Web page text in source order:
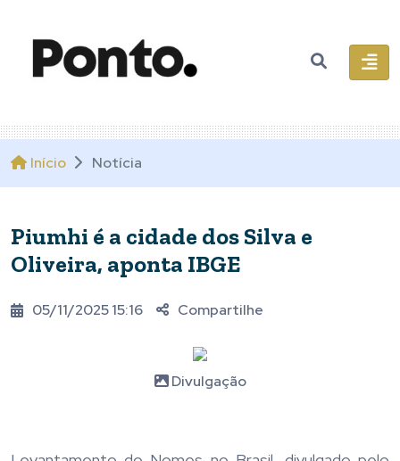
Início Notícia
Piumhi é a cidade dos Silva e
Oliveira, aponta IBGE
05/11/2025 15:16 Compartilhe
Divulgação